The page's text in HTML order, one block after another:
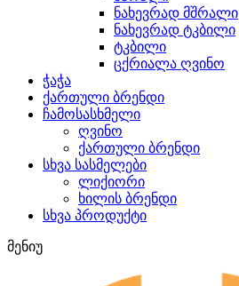
ნახევრად მშრალი
ნახევრად ტკბილი
ტკბილი
ცქრიალა ღვინო
ჭაჭა
ქართული ბრენდი
ჩამოსასხმელი
ღვინო
ქართული ბრენდი
სხვა სასმელები
ლიქიორი
ხილის ბრენდი
სხვა პროდუქტი
მენიუ